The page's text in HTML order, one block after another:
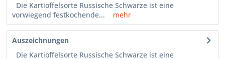
Die Kartioffelsorte Russische Schwarze ist eine
vorwiegend festkochende...
mehr
Auszeichnungen
Die Kartioffelsorte Russische Schwarze ist eine